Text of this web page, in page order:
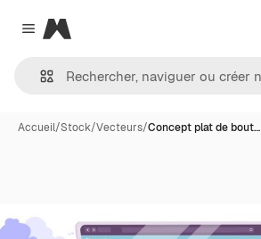
Close menu
Magnific
Accueil/Stock/Vecteurs/Concept plat de bout…